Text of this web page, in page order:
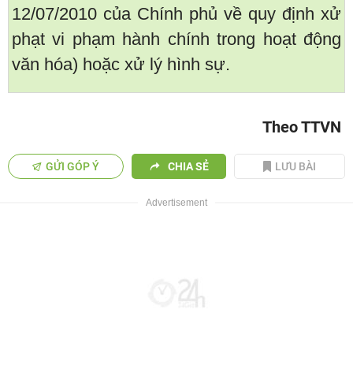
12/07/2010 của Chính phủ về quy định xử
phạt vi phạm hành chính trong hoạt động
văn hóa) hoặc xử lý hình sự.
Theo TTVN
GỬI GÓP Ý CHIA SẺ LƯU BÀI